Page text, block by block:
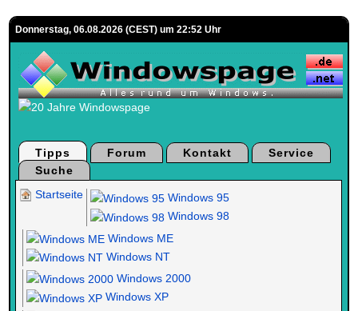
Donnerstag, 06.08.2026 (CEST) um 22:52 Uhr
Tipps Forum Kontakt
Service
Suche
Startseite
Windows 95
Windows 98
Windows ME
Windows NT
Windows 2000
Windows XP